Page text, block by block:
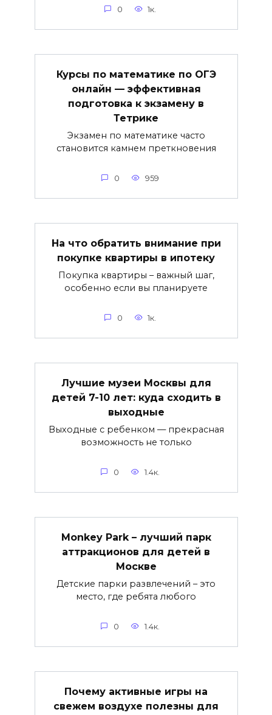
0 1к.
Курсы по математике по ОГЭ
онлайн — эффективная
подготовка к экзамену в
Тетрике
Экзамен по математике часто
становится камнем преткновения
0 959
На что обратить внимание при
покупке квартиры в ипотеку
Покупка квартиры – важный шаг,
особенно если вы планируете
0 1к.
Лучшие музеи Москвы для
детей 7-10 лет: куда сходить в
выходные
Выходные с ребенком — прекрасная
возможность не только
0 1.4к.
Monkey Park – лучший парк
аттракционов для детей в
Москве
Детские парки развлечений – это
место, где ребята любого
0 1.4к.
Почему активные игры на
свежем воздухе полезны для